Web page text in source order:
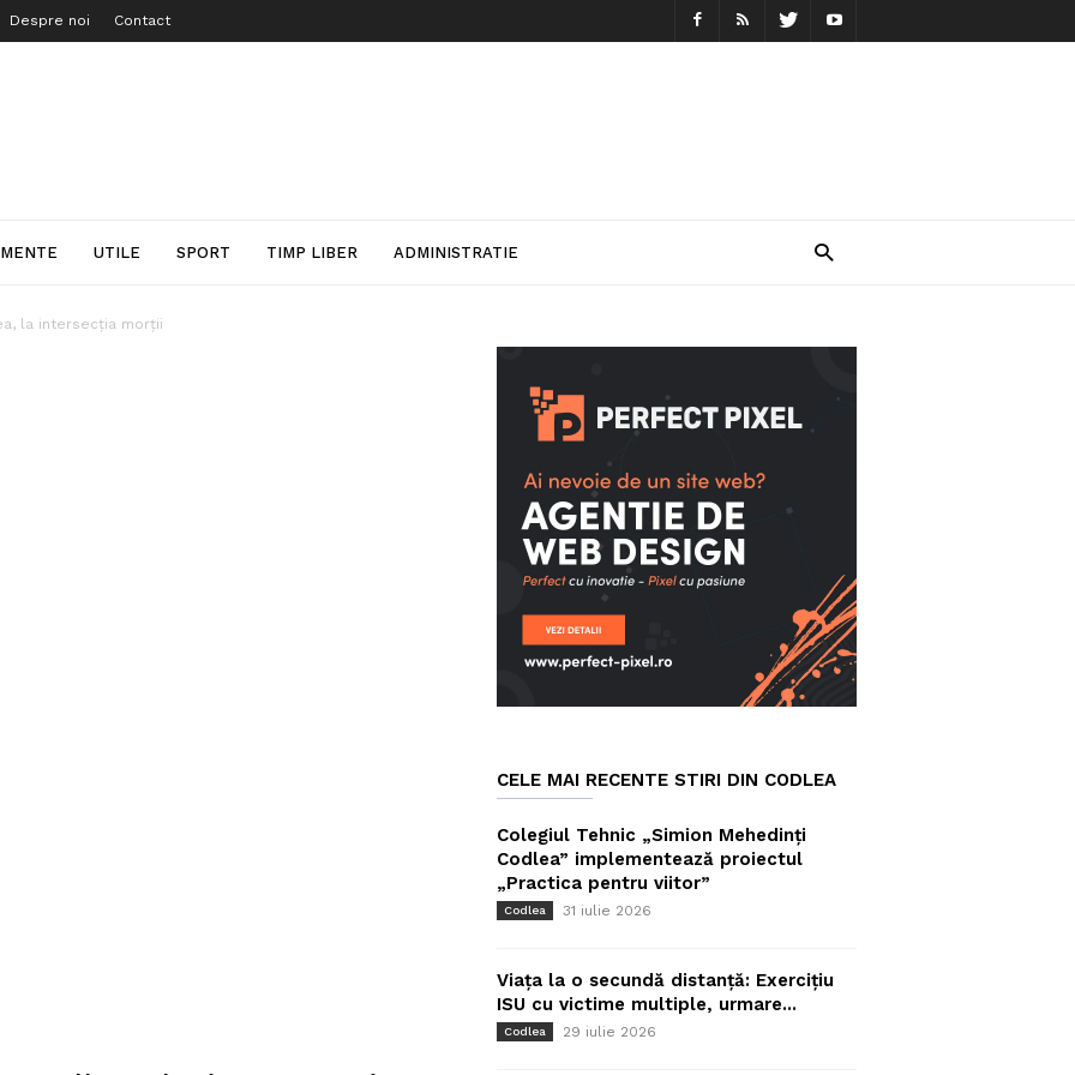
Despre noi Contact
UTILE SPORT TIMP LIBER ADMINISTRATIE
la intersecția morții
CELE MAI RECENTE STIRI DIN CODLEA
Colegiul Tehnic „Simion Mehedinți
Codlea” implementează proiectul
„Practica pentru viitor”
Codlea 31 iulie 2026
Viața la o secundă distanță: Exercițiu
ISU cu victime multiple, urmare...
Codlea 29 iulie 2026